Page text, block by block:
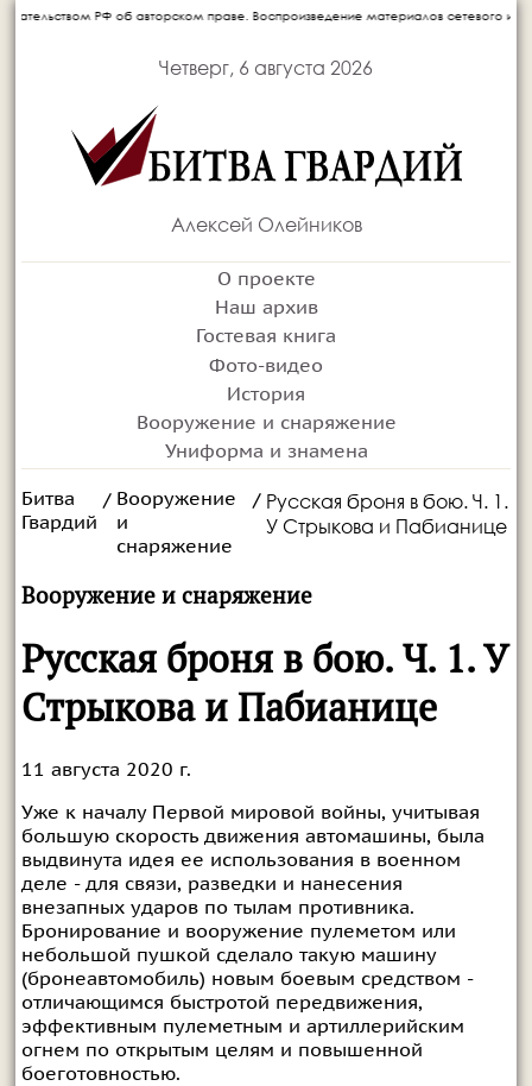
праве. Воспроизведение материалов сетевого издания запрещается
Четверг, 6 августа 2026
Алексей Олейников
О проекте
Наш архив
Гостевая книга
Фото-видео
История
Вооружение и снаряжение
Униформа и знамена
Битва
Гвардий
/ Вооружение
и
снаряжение
/ Русская броня в бою. Ч. 1.
У Стрыкова и Пабианице
Вооружение и снаряжение
Русская броня в бою. Ч. 1. У
Стрыкова и Пабианице
11 августа 2020 г.
Уже к началу Первой мировой войны, учитывая
большую скорость движения автомашины, была
выдвинута идея ее использования в военном
деле - для связи, разведки и нанесения
внезапных ударов по тылам противника.
Бронирование и вооружение пулеметом или
небольшой пушкой сделало такую машину
(бронеавтомобиль) новым боевым средством -
отличающимся быстротой передвижения,
эффективным пулеметным и артиллерийским
огнем по открытым целям и повышенной
боеготовностью.